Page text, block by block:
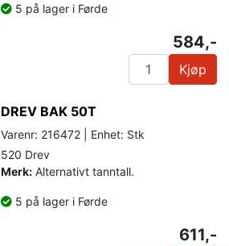
5 på lager i Førde
584,-
Kjøp
DREV BAK 50T
Varenr: 216472 | Enhet: Stk
520 Drev
Merk: Alternativt tanntall.
5 på lager i Førde
611,-